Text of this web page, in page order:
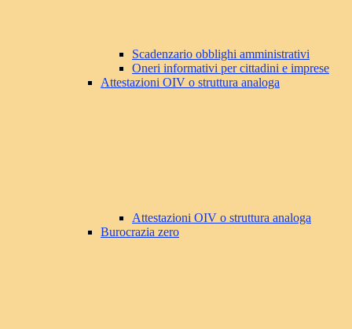
Scadenzario obblighi amministrativi
Oneri informativi per cittadini e imprese
Attestazioni OIV o struttura analoga
Attestazioni OIV o struttura analoga
Burocrazia zero